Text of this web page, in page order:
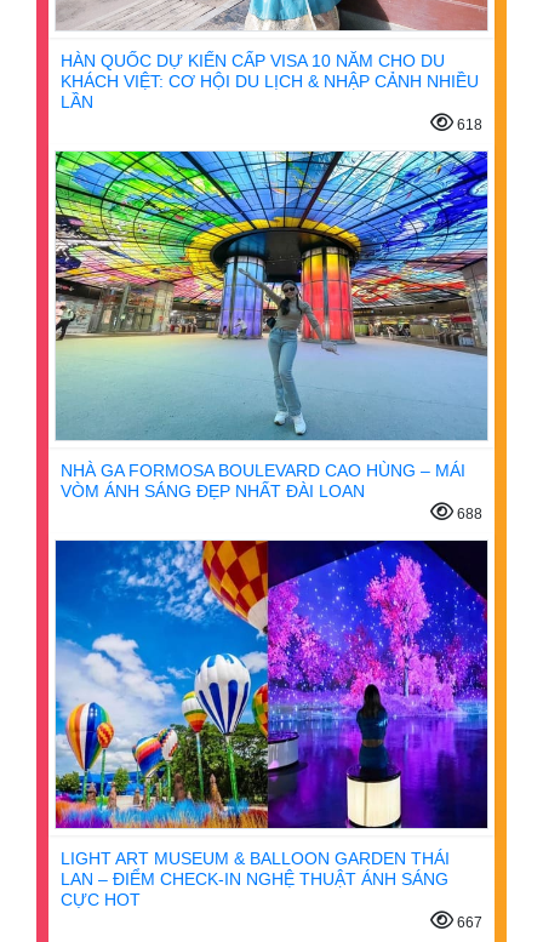
HÀN QUỐC DỰ KIẾN CẤP VISA 10 NĂM CHO DU
KHÁCH VIỆT: CƠ HỘI DU LỊCH & NHẬP CẢNH NHIỀU
LẦN
618
NHÀ GA FORMOSA BOULEVARD CAO HÙNG – MÁI
VÒM ÁNH SÁNG ĐẸP NHẤT ĐÀI LOAN
688
LIGHT ART MUSEUM & BALLOON GARDEN THÁI
LAN – ĐIỂM CHECK-IN NGHỆ THUẬT ÁNH SÁNG
CỰC HOT
667